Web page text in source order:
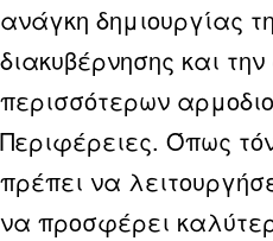
ανάγκη δημιουργίας
διακυβέρνησης και
περισσότερων
Περιφέρειες. Όπως
πρέπει να
να προσφέρει